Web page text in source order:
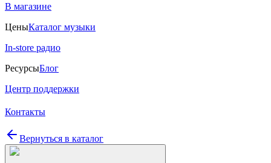
В магазине
ЦеныКаталог музыки
In-store радио
РесурсыБлог
Центр поддержки
Контакты
Вернуться в каталог